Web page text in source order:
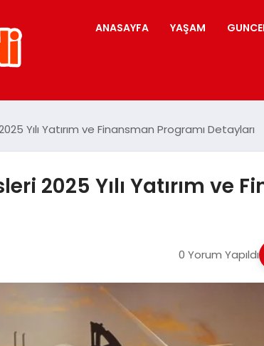
ANASAYFA YAŞAM
Yılı Yatırım ve Finansman Programı Detayları
2025 Yılı Yatırım ve
0 Yorum Yapıldı